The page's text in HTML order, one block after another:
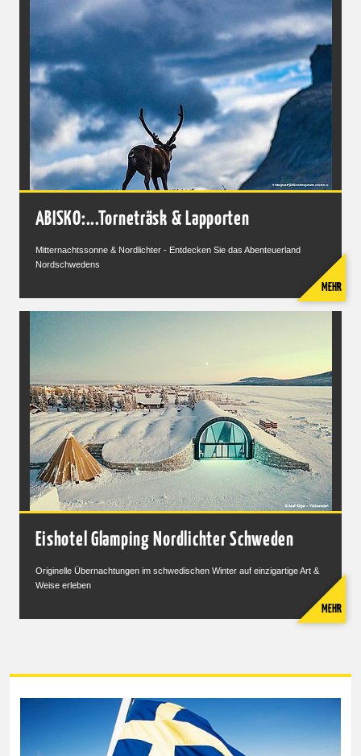
ABISKO:...Torneträsk & Lapporten
Mitternachtssonne & Nordlichter - Entdecken Sie das Abenteuerland
Nordschwedens
MEHR
Eishotel Glamping Nordlichter Schweden
Originelle Übernachtungen im schwedischen Winter auf einzigartige Art &
Weise erleben
MEHR